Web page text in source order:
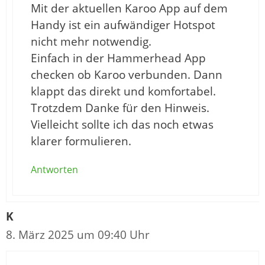
Mit der aktuellen Karoo App auf dem
Handy ist ein aufwändiger Hotspot
nicht mehr notwendig.
Einfach in der Hammerhead App
checken ob Karoo verbunden. Dann
klappt das direkt und komfortabel.
Trotzdem Danke für den Hinweis.
Vielleicht sollte ich das noch etwas
klarer formulieren.
Antworten
K
8. März 2025 um 09:40 Uhr